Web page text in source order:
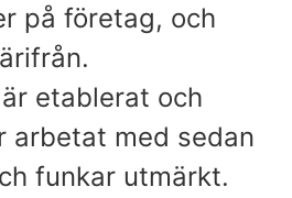
på företag, och
etablerat och
arbetat med sedan
funkar utmärkt.